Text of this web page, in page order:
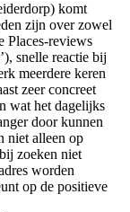
komt
zijn over zowel
Places-reviews
snelle reactie bij
meerdere keren
zeer concreet
wat het dagelijks
door kunnen
niet alleen op
zoeken niet
worden
op de positieve